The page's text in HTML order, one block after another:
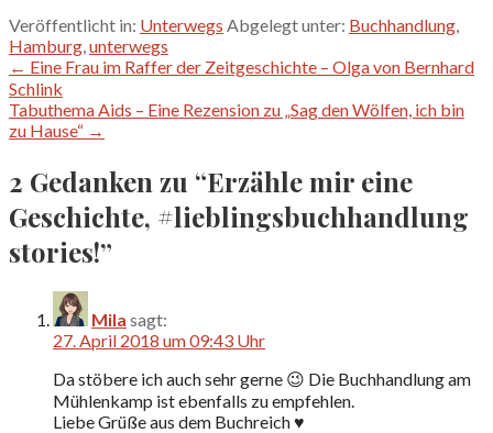
Veröffentlicht in: Unterwegs Abgelegt unter: Buchhandlung
Hamburg unterwegs
Beitragsnavigation
← Eine Frau im Raffer der Zeitgeschichte – Olga von Bernhard
Schlink
Tabuthema Aids – Eine Rezension zu „Sag den Wölfen, ich bin
zu Hause“ →
2 Gedanken zu “Erzähle mir eine
Geschichte, #lieblingsbuchhandlung
stories!”
Mila sagt:
27. April 2018 um 09:43 Uhr
Da stöbere ich auch sehr gerne 😉 Die Buchhandlung am
Mühlenkamp ist ebenfalls zu empfehlen.
Liebe Grüße aus dem Buchreich ♥